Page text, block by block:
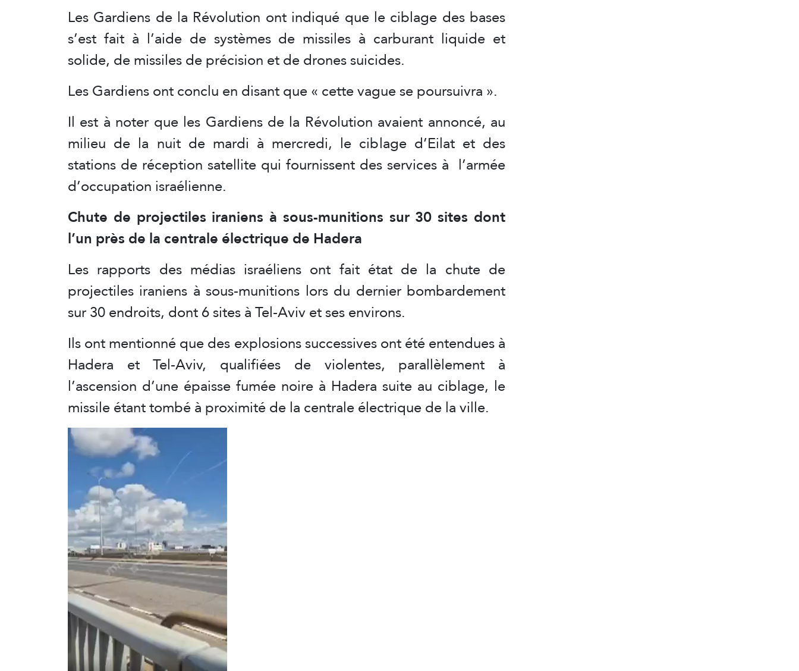
Les Gardiens de la Révolution ont indiqué que le ciblage des bases
s’est fait à l’aide de systèmes de missiles à carburant liquide et
solide, de missiles de précision et de drones suicides.
Les Gardiens ont conclu en disant que « cette vague se poursuivra ».
Il est à noter que les Gardiens de la Révolution avaient annoncé, au
milieu de la nuit de mardi à mercredi, le ciblage d’Eilat et des
stations de réception satellite qui fournissent des services à l’armée
d’occupation israélienne.
Chute de projectiles iraniens à sous-munitions sur 30 sites dont
l’un près de la centrale électrique de Hadera
Les rapports des médias israéliens ont fait état de la chute de
projectiles iraniens à sous-munitions lors du dernier bombardement
sur 30 endroits, dont 6 sites à Tel-Aviv et ses environs.
Ils ont mentionné que des explosions successives ont été entendues à
Hadera et Tel-Aviv, qualifiées de violentes, parallèlement à
l’ascension d’une épaisse fumée noire à Hadera suite au ciblage, le
missile étant tombé à proximité de la centrale électrique de la ville.